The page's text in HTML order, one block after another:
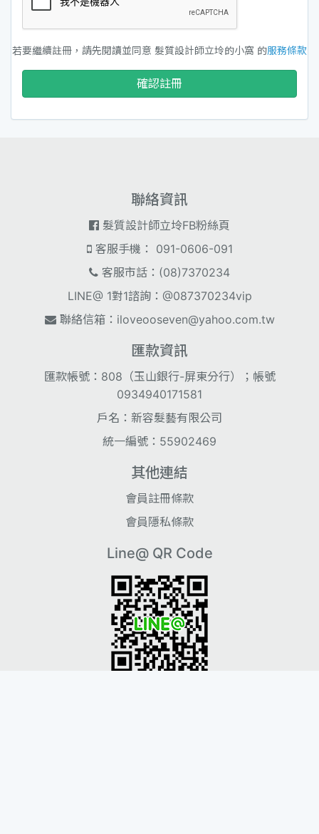
若要繼續註冊，請先閱讀並同意 髮質設計師立坽的小窩 的服務條款
確認註冊
聯絡資訊
髮質設計師立坽FB粉絲頁
客服手機： 091-0606-091
客服市話：(08)7370234
LINE@ 1對1諮詢：@087370234vip
聯絡信箱： iloveooseven@yahoo.com.tw
匯款資訊
匯款帳號：808（玉山銀行-屏東分行）；帳號
0934940171581
戶名：新容髮藝有限公司
統一編號：55902469
其他連結
會員註冊條款
會員隱私條款
Line@ QR Code